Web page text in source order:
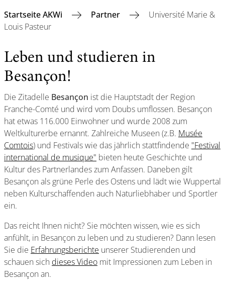
Startseite AKWi Partner
Université Marie &
Louis Pasteur
Leben und studieren in
Besançon!
Die Zitadelle Besançon ist die Hauptstadt der Region
Franche-Comté und wird vom Doubs umflossen. Besançon
hat etwas 116.000 Einwohner und wurde 2008 zum
Weltkulturerbe ernannt. Zahlreiche Museen (z.B. Musée
Comtois) und Festivals wie das jährlich stattfindende "Festival
international de musique" bieten heute Geschichte und
Kultur des Partnerlandes zum Anfassen. Daneben gilt
Besançon als grüne Perle des Ostens und lädt wie Wuppertal
neben Kulturschaffenden auch Naturliebhaber und Sportler
ein.
Das reicht Ihnen nicht? Sie möchten wissen, wie es sich
anfühlt, in Besançon zu leben und zu studieren? Dann lesen
Sie die Erfahrungsberichte unserer Studierenden und
schauen sich dieses Video mit Impressionen zum Leben in
Besançon an.